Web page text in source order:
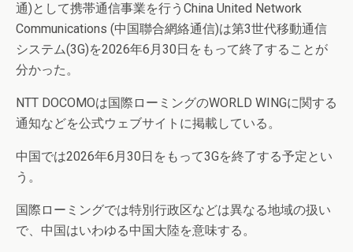
通)として携帯通信事業を行うChina United Network
Communications (中国聯合網絡通信)は第3世代移動通信
システム(3G)を2026年6月30日をもって終了することが
分かった。
NTT DOCOMOは国際ローミングのWORLD WINGに関する
通知などを公式ウェブサイトに掲載している。
中国では2026年6月30日をもって3Gを終了する予定とい
う。
国際ローミングでは特別行政区などは異なる地域の扱い
で、中国はいわゆる中国大陸を意味する。